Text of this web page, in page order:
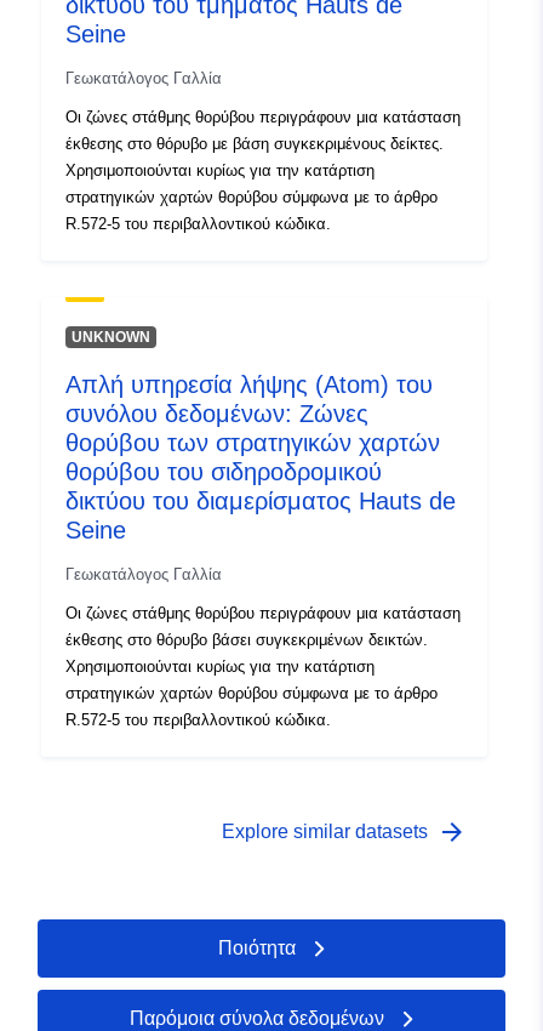
Seine
Γεωκατάλογος Γαλλία
Οι ζώνες στάθμης θορύβου περιγράφουν μια κατάσταση
έκθεσης στο θόρυβο με βάση συγκεκριμένους δείκτες.
Χρησιμοποιούνται κυρίως για την κατάρτιση
στρατηγικών χαρτών θορύβου σύμφωνα με το άρθρο
R.572-5 του περιβαλλοντικού κώδικα.
UNKNOWN
Απλή υπηρεσία λήψης (Atom) του
συνόλου δεδομένων: Ζώνες
θορύβου των στρατηγικών χαρτών
θορύβου του σιδηροδρομικού
δικτύου του διαμερίσματος Hauts de
Seine
Γεωκατάλογος Γαλλία
Οι ζώνες στάθμης θορύβου περιγράφουν μια κατάσταση
έκθεσης στο θόρυβο βάσει συγκεκριμένων δεικτών.
Χρησιμοποιούνται κυρίως για την κατάρτιση
στρατηγικών χαρτών θορύβου σύμφωνα με το άρθρο
R.572-5 του περιβαλλοντικού κώδικα.
Explore similar datasets arrow_forward
Ποιότητα
Παρόμοια σύνολα δεδομένων